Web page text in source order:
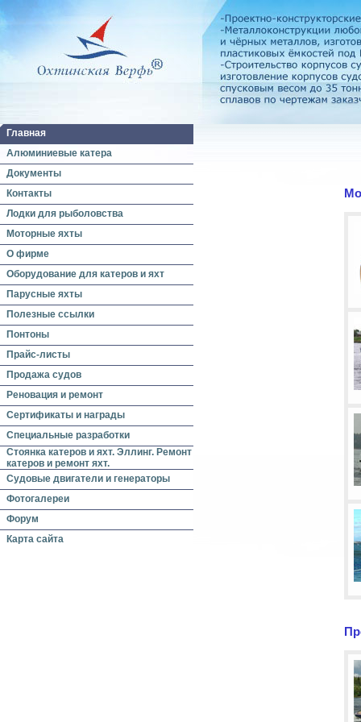
Главная
Алюминиевые катера
Документы
Контакты
Лодки для рыболовства
Моторные яхты
О фирме
Оборудование для катеров и яхт
Парусные яхты
Полезные ссылки
Понтоны
Прайс-листы
Продажа судов
Реновация и ремонт
Сертификаты и награды
Специальные разработки
Стоянка катеров и яхт. Эллинг. Ремонт
катеров и ремонт яхт.
Судовые двигатели и генераторы
Фотогалереи
Форум
Карта сайта